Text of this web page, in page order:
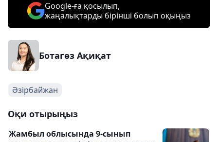
Google-ға қосылып,
жаңалықтарды бірінші болып оқыңыз
Ботагөз Ақиқат
Әзірбайжан
Оқи отырыңыз
Жамбыл облысында 9-сынып